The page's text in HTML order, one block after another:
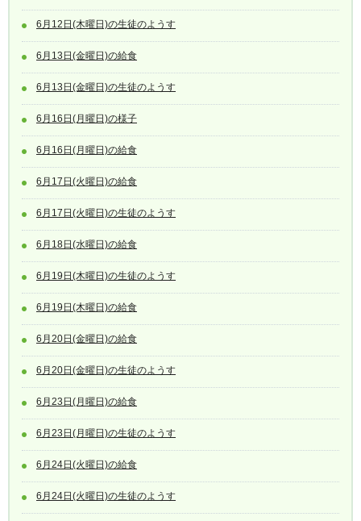
6月12日(木曜日)の生徒のようす
6月13日(金曜日)の給食
6月13日(金曜日)の生徒のようす
6月16日(月曜日)の様子
6月16日(月曜日)の給食
6月17日(火曜日)の給食
6月17日(火曜日)の生徒のようす
6月18日(水曜日)の給食
6月19日(木曜日)の生徒のようす
6月19日(木曜日)の給食
6月20日(金曜日)の給食
6月20日(金曜日)の生徒のようす
6月23日(月曜日)の給食
6月23日(月曜日)の生徒のようす
6月24日(火曜日)の給食
6月24日(火曜日)の生徒のようす